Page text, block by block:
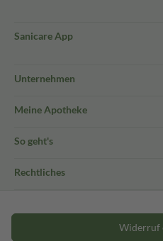
Sanicare App
Unternehmen
Meine Apotheke
So geht's
Rechtliches
Widerruf